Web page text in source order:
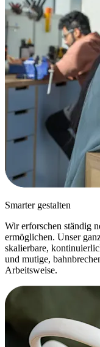
Smarter gestalten
Wir erforschen ständig
ermöglichen. Unser
skalierbare,
und mutige,
Arbeitsweise.